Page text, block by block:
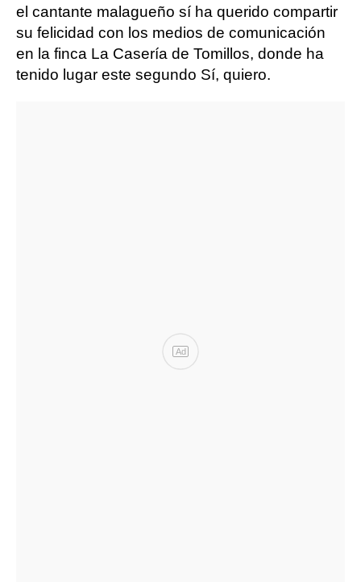
el cantante malagueño sí ha querido compartir
su felicidad con los medios de comunicación
en la finca La Casería de Tomillos, donde ha
tenido lugar este segundo Sí, quiero.
Ad